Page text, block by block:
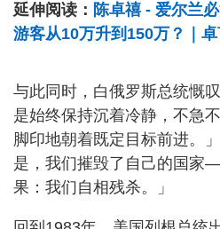
延伸阅读： 陈卓禧 - 爱尔兰
游客从10万升到150万？｜
与此同时，白俄罗斯总统慨
是始终保持沉着冷静，不急
脚印地朝着既定目标前进。
是，我们摧毁了自己的国家
果：我们自相残杀。」